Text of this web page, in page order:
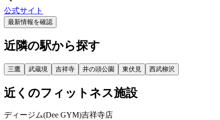
公式サイト
最新情報を確認
近隣の駅から探す
三鷹 武蔵境 吉祥寺 井の頭公園 東伏見 西武柳沢
近くのフィットネス施設
ディージム(Dee GYM)吉祥寺店